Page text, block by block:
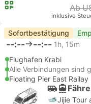
Ab
inklusive
Sofortbestätigung
--:-- --:-- 1h, 15m
Flughafen Krabi
Alle Verbindungen sind
Floating Pier East Railay
Jijie Tour